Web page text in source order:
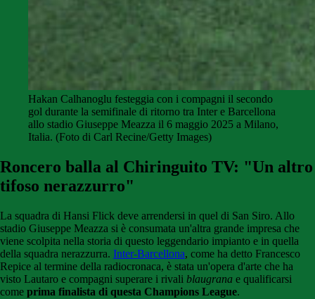
Hakan Calhanoglu festeggia con i compagni il secondo
gol durante la semifinale di ritorno tra Inter e Barcellona
allo stadio Giuseppe Meazza il 6 maggio 2025 a Milano,
Italia. (Foto di Carl Recine/Getty Images)
Roncero balla al Chiringuito TV: "Un altro
tifoso nerazzurro"
La squadra di Hansi Flick deve arrendersi in quel di San Siro. Allo
stadio Giuseppe Meazza si è consumata un'altra grande impresa che
viene scolpita nella storia di questo leggendario impianto e in quella
della squadra nerazzurra. Inter-Barcellona, come ha detto Francesco
Repice al termine della radiocronaca, è stata un'opera d'arte che ha
visto Lautaro e compagni superare i rivali blaugrana e qualificarsi
come prima finalista di questa Champions League.